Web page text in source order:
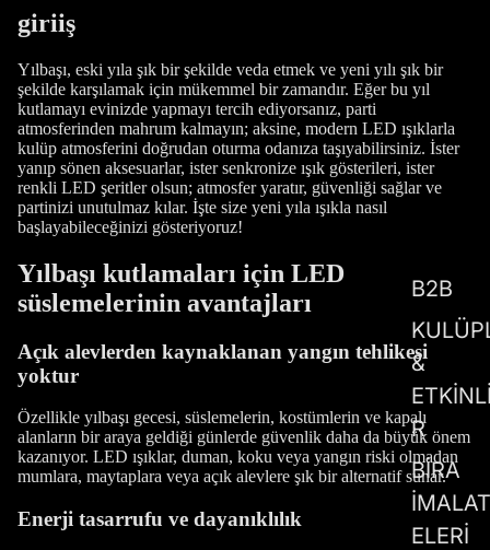
B2B
&
R
BİRA
ELERİ
giriiş
Yılbaşı, eski yıla şık bir şekilde veda etmek ve yeni yılı şık bir
şekilde karşılamak için mükemmel bir zamandır. Eğer bu yıl
kutlamayı evinizde yapmayı tercih ediyorsanız, parti
atmosferinden mahrum kalmayın; aksine, modern LED ışıklarla
kulüp atmosferini doğrudan oturma odanıza taşıyabilirsiniz. İster
yanıp sönen aksesuarlar, ister senkronize ışık gösterileri, ister
renkli LED şeritler olsun; atmosfer yaratır, güvenliği sağlar ve
partinizi unutulmaz kılar. İşte size yeni yıla ışıkla nasıl
başlayabileceğinizi gösteriyoruz!
Yılbaşı kutlamaları için LED
süslemelerinin avantajları
Açık alevlerden kaynaklanan yangın tehlikesi
yoktur
Özellikle yılbaşı gecesi, süslemelerin, kostümlerin ve kapalı
alanların bir araya geldiği günlerde güvenlik daha da büyük önem
kazanıyor. LED ışıklar, duman, koku veya yangın riski olmadan
mumlara, maytaplara veya açık alevlere şık bir alternatif sunar.
Enerji tasarrufu ve dayanıklılık